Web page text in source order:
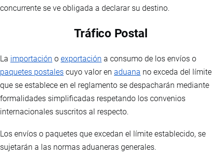
concurrente se ve obligada a declarar su destino.
Tráfico Postal
La importación o exportación a consumo de los envíos o
paquetes postales cuyo valor en aduana no exceda del límite
que se establece en el reglamento se despacharán mediante
formalidades simplificadas respetando los convenios
internacionales suscritos al respecto.
Los envíos o paquetes que excedan el límite establecido, se
sujetarán a las normas aduaneras generales.